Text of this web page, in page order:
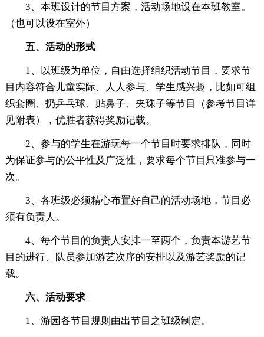
3、本班设计的节目方案，活动场地设在本班教室。
（也可以设在室外）
五、活动的形式
1、以班级为单位，自由选择组织活动节目，要求节
目内容符合儿童实际、人人参与、学生感兴趣，比如可组
织套圈、扔乒乓球、贴鼻子、夹珠子等节目（参考节目详
见附表），优胜者获得奖励记载。
2、参与的学生在游玩每一个节目时要求排队，同时
为保证参与的公平性及广泛性，要求每个节目只准参与一
次。
3、各班级必须精心布置好自己的活动场地，节目必
须有负责人。
4、每个节目的负责人安排一至两个，负责本游艺节
目的进行、队员参加游艺次序的安排以及游艺奖励的记
载。
六、活动要求
1、游园各节目规则由出节目之班级制定。